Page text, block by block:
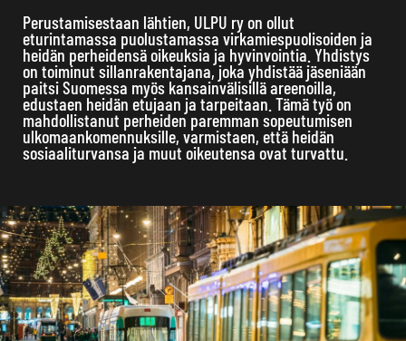
Perustamisestaan lähtien, ULPU ry on ollut
eturintamassa puolustamassa virkamiespuolisoiden ja
heidän perheidensä oikeuksia ja hyvinvointia. Yhdistys
on toiminut sillanrakentajana, joka yhdistää jäseniään
paitsi Suomessa myös kansainvälisillä areenoilla,
edustaen heidän etujaan ja tarpeitaan. Tämä työ on
mahdollistanut perheiden paremman sopeutumisen
ulkomaankomennuksille, varmistaen, että heidän
sosiaaliturvansa ja muut oikeutensa ovat turvattu.